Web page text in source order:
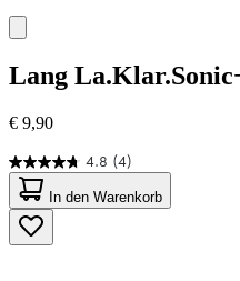
Lang
€ 9,90
4.8 (4)
4.8
von
5
Sternen.
4
In den Warenkorb